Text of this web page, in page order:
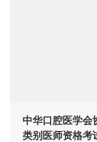
中华口腔医学会
类别医师资格考